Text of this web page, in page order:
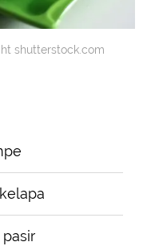
shutterstock.com